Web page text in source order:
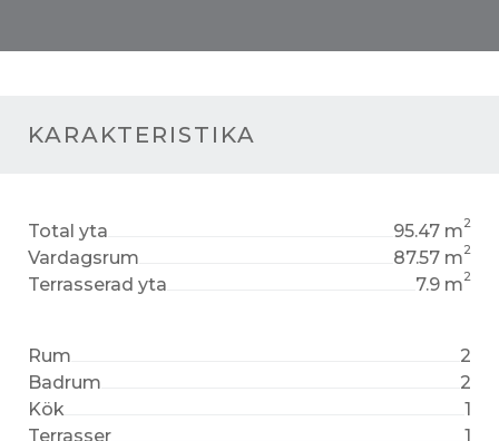
KARAKTERISTIKA
Total yta 95.47 m2
Vardagsrum 87.57 m2
Terrasserad yta 7.9 m2
Rum
2
Badrum
2
Kök
1
Terrasser
1